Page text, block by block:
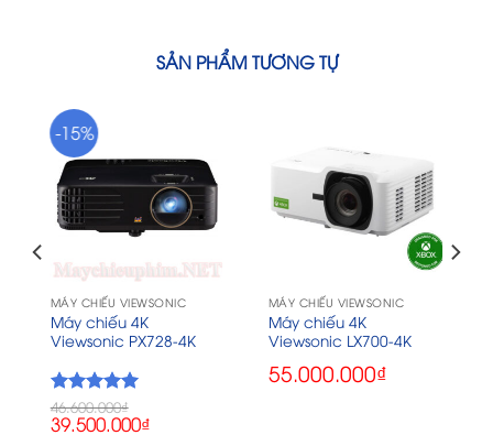
SẢN PHẨM TƯƠNG TỰ
-15%
MÁY CHIẾU VIEWSONIC
Máy chiếu 4K
Viewsonic PX728-4K
Được xếp
hạng5.00
46.600.000₫
Giá
gốc
39.500.000₫Giá
hiện
MÁY CHIẾU VIEWSONIC
Máy chiếu 4K
Viewsonic LX700-4K
55.000.000₫